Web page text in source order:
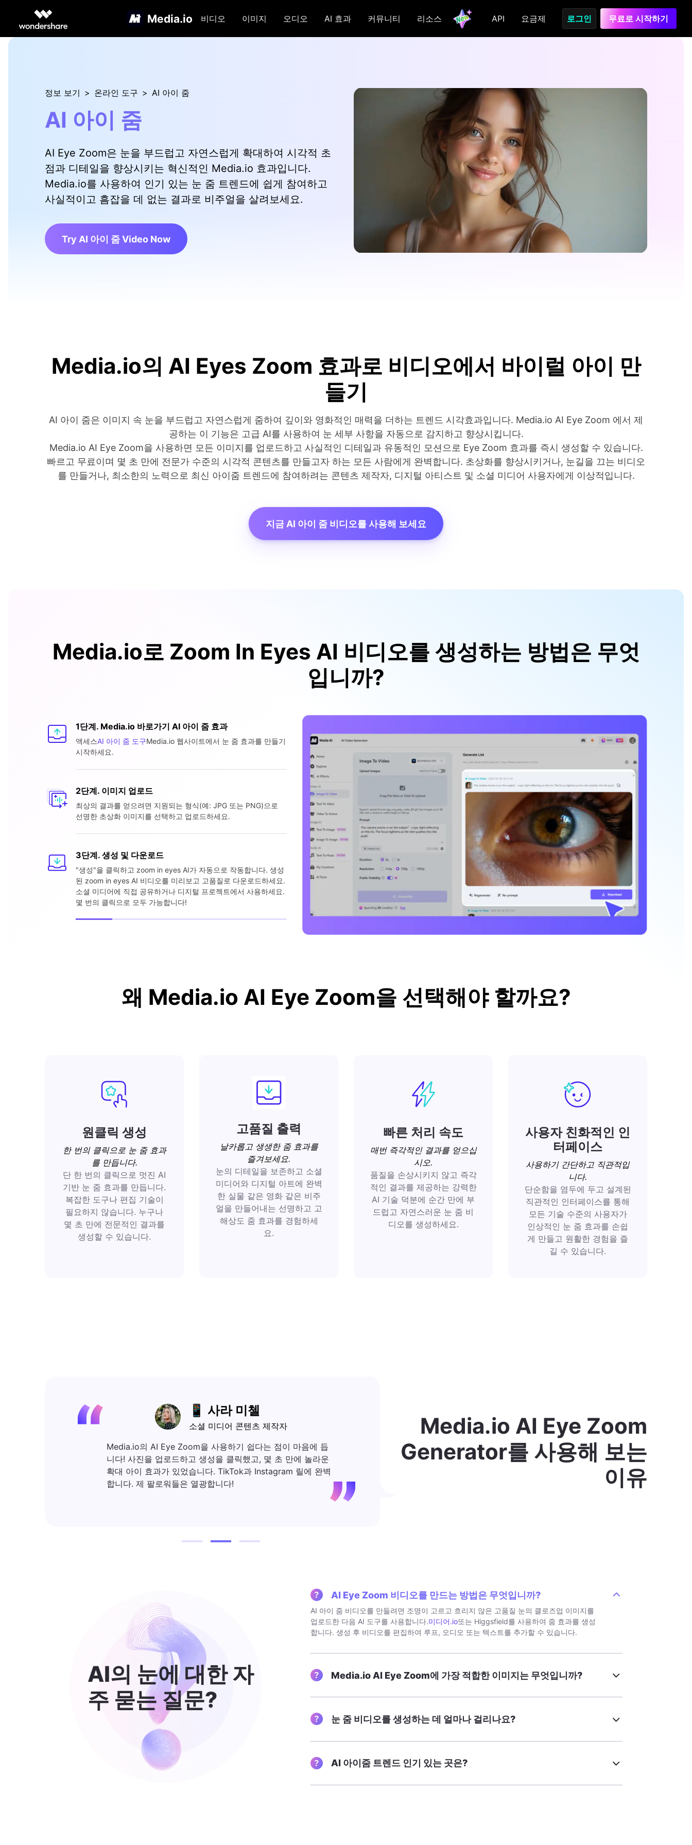
Media.io 비디오 이미지 오디오 AI 효과 커뮤니티 리소스 API 요금제 로그인 무료로 시작하기
정보 보기 > 온라인 도구 > AI 아이 줌
AI 아이 줌
AI Eye Zoom은 눈을 부드럽고 자연스럽게 확대하여 시각적 초
점과 디테일을 향상시키는 혁신적인 Media.io 효과입니다.
Media.io를 사용하여 인기 있는 눈 줌 트렌드에 쉽게 참여하고
사실적이고 흠잡을 데 없는 결과로 비주얼을 살려보세요.
Try AI 아이 줌 Video Now
Media.io의 AI Eyes Zoom 효과로 비디오에서 바이럴 아이 만
들기
AI 아이 줌은 이미지 속 눈을 부드럽고 자연스럽게 줌하여 깊이와 영화적인 매력을 더하는 트렌드 시각효과입니다. Media.io AI Eye Zoom 에서 제
공하는 이 기능은 고급 AI를 사용하여 눈 세부 사항을 자동으로 감지하고 향상시킵니다.
Media.io AI Eye Zoom을 사용하면 모든 이미지를 업로드하고 사실적인 디테일과 유동적인 모션으로 Eye Zoom 효과를 즉시 생성할 수 있습니다.
빠르고 무료이며 몇 초 만에 전문가 수준의 시각적 콘텐츠를 만들고자 하는 모든 사람에게 완벽합니다. 초상화를 향상시키거나, 눈길을 끄는 비디오
를 만들거나, 최소한의 노력으로 최신 아이줌 트렌드에 참여하려는 콘텐츠 제작자, 디지털 아티스트 및 소셜 미디어 사용자에게 이상적입니다.
지금 AI 아이 줌 비디오를 사용해 보세요
Media.io로 Zoom In Eyes AI 비디오를 생성하는 방법은 무엇
입니까?
1단계. Media.io 바로가기 AI 아이 줌 효과
액세스AI 아이 줌 도구Media.io 웹사이트에서 눈 줌 효과를 만들기
시작하세요.
2단계. 이미지 업로드
최상의 결과를 얻으려면 지원되는 형식(예: JPG 또는 PNG)으로
선명한 초상화 이미지를 선택하고 업로드하세요.
3단계. 생성 및 다운로드
"생성"을 클릭하고 zoom in eyes AI가 자동으로 작동합니다. 생성
된 zoom in eyes AI 비디오를 미리보고 고품질로 다운로드하세요.
소셜 미디어에 직접 공유하거나 디지털 프로젝트에서 사용하세요.
몇 번의 클릭으로 모두 가능합니다!
왜 Media.io AI Eye Zoom을 선택해야 할까요?
원클릭 생성
한 번의 클릭으로 눈 줌 효과
를 만듭니다.
단 한 번의 클릭으로 멋진 AI
기반 눈 줌 효과를 만듭니다.
복잡한 도구나 편집 기술이
필요하지 않습니다. 누구나
몇 초 만에 전문적인 결과를
생성할 수 있습니다.
고품질 출력
날카롭고 생생한 줌 효과를
즐겨보세요.
눈의 디테일을 보존하고 소셜
미디어와 디지털 아트에 완벽
한 실물 같은 영화 같은 비주
얼을 만들어내는 선명하고 고
해상도 줌 효과를 경험하세
요.
빠른 처리 속도
매번 즉각적인 결과를 얻으십
시오.
품질을 손상시키지 않고 즉각
적인 결과를 제공하는 강력한
AI 기술 덕분에 순간 만에 부
드럽고 자연스러운 눈 줌 비
디오를 생성하세요.
사용자 친화적인 인
터페이스
사용하기 간단하고 직관적입
니다.
단순함을 염두에 두고 설계된
직관적인 인터페이스를 통해
모든 기술 수준의 사용자가
인상적인 눈 줌 효과를 손쉽
게 만들고 원활한 경험을 즐
길 수 있습니다.
📱 사라 미첼
소셜 미디어 콘텐츠 제작자
Media.io의 AI Eye Zoom을 사용하기 쉽다는 점이 마음에 듭
니다! 사진을 업로드하고 생성을 클릭했고, 몇 초 만에 놀라운
확대 아이 효과가 있었습니다. TikTok과 Instagram 릴에 완벽
합니다. 제 팔로워들은 열광합니다!
동영상 편집자 & 유튜버
줌 효과의 품질은 놀랍습니다. 선명하고 사실적이며 완전히 트
렌드에 속합니다. 최신 비디오 소개에서 사용했고 많은 칭찬을
Media.io AI Eye Zoom
Generator를 사용해 보는
이유
AI의 눈에 대한 자
주 묻는 질문?
AI Eye Zoom 비디오를 만드는 방법은 무엇입니까?
AI 아이 줌 비디오를 만들려면 조명이 고르고 흐리지 않은 고품질 눈의 클로즈업 이미지를
업로드한 다음 AI 도구를 사용합니다.미디어.io또는 Higgsfield를 사용하여 줌 효과를 생성
합니다. 생성 후 비디오를 편집하여 루프, 오디오 또는 텍스트를 추가할 수 있습니다.
Media.io AI Eye Zoom에 가장 적합한 이미지는 무엇입니까?
눈 줌 비디오를 생성하는 데 얼마나 걸리나요?
AI 아이줌 트렌드 인기 있는 곳은?